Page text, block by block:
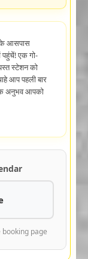
के आसपास
पहुंचें! एक गो-
स्टेशन को
आप पहली बार
अनुभव आपको
page